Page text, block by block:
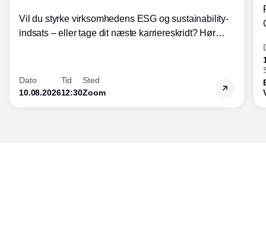
Vil du styrke virksomhedens ESG og sustainability-
indsats – eller tage dit næste karriereskridt? Hør
inden for bæredygtig forretningsudvikling - så du
skaber værdi for både samfund og bundlinje.
Dato
10.08.2026
Tid
12:30
Sted
Zoom